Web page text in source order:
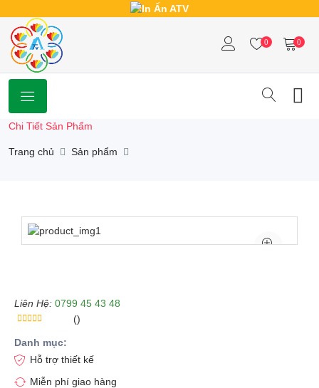
0 0
Chi Tiết Sản Phẩm
Trang chủ Sản phẩm
Liên Hệ: 0799 45 43 48
()
Danh mục:
Hỗ trợ thiết kế
Miễn phí giao hàng